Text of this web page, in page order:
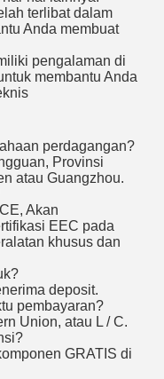
terlibat dalam
Anda membuat
pengalaman di
membantu Anda
perdagangan?
Provinsi
atau Guangzhou.
Akan
EEC pada
khusus dan
deposit.
pembayaran?
Union, atau L / C.
GRATIS di